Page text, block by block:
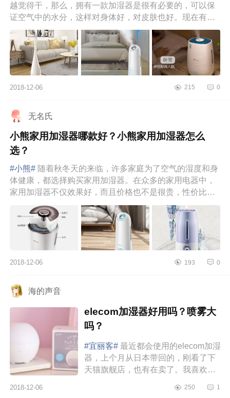
越觉得干，那么，拥有一款加湿器是很有必要的，可以保
证空气中的水分，这样对身体好，对皮肤也好。现在有很
多加湿器的品牌，...
2018-12-06 215 0
无名氏
小熊家用加湿器哪款好？小熊家用加湿器怎么
选？
#小熊# 随着秋冬天的来临，许多家庭为了空气的湿度和身
体健康，都选择购买家用加湿器。在众多的家用电器中，
家用加湿器不仅效果好，而且价格也不是很贵，性价比蛮
高的。那么，小熊...
2018-12-06 193 0
海的声音
elecom加湿器好用吗？喷雾大
吗？
#宜丽客# 最近都会使用的elecom加湿
器，上个月从日本带回的，刚看了下
天猫旗舰店，也有在卖了。我喜欢房
烛，可是要进入秋冬季了，还是想...
2018-12-06 250 1